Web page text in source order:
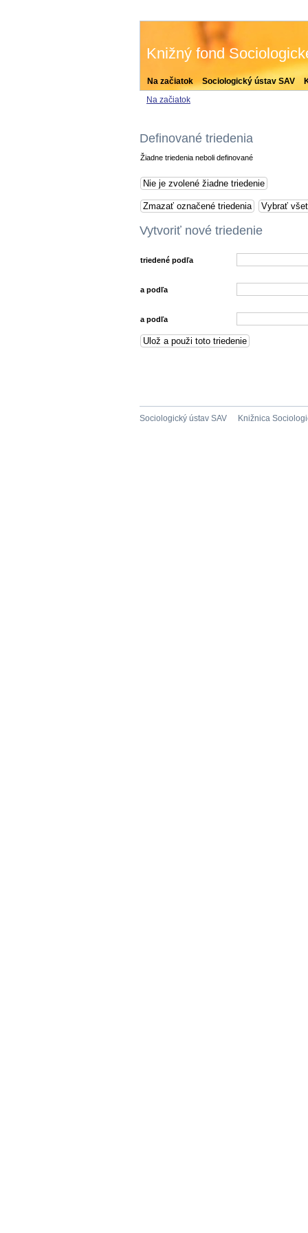
Na začiatok Sociologický ústav SAV
Knižný fond
Na začiatok
Definované triedenia
Žiadne triedenia neboli definované
Vytvoriť nové triedenie
triedené podľa
a podľa
a podľa
Sociologický ústav SAV Knižnica